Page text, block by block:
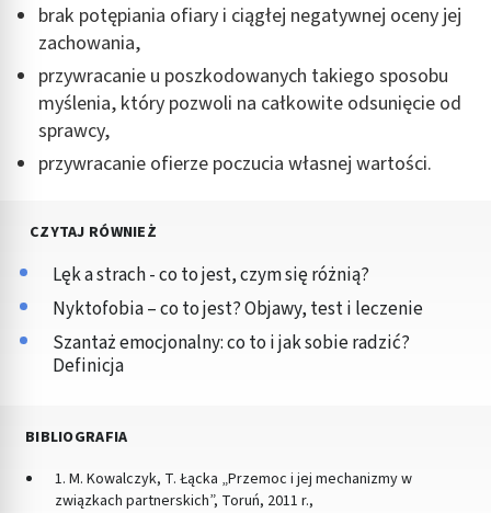
brak potępiania ofiary i ciągłej negatywnej oceny jej
zachowania,
przywracanie u poszkodowanych takiego sposobu
myślenia, który pozwoli na całkowite odsunięcie od
sprawcy,
przywracanie ofierze poczucia własnej wartości.
CZYTAJ RÓWNIEŻ
Lęk a strach - co to jest, czym się różnią?
Nyktofobia – co to jest? Objawy, test i leczenie
Szantaż emocjonalny: co to i jak sobie radzić?
Definicja
BIBLIOGRAFIA
1. M. Kowalczyk, T. Łącka „Przemoc i jej mechanizmy w
związkach partnerskich”, Toruń, 2011 r.,